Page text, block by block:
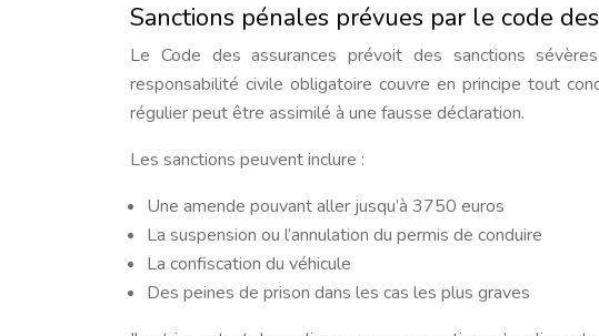
Sanctions pénales prévues par le code
Le Code des assurances prévoit des sanctions
responsabilité civile obligatoire couvre en principe tout
régulier peut être assimilé à une fausse déclaration.
Les sanctions peuvent inclure :
Une amende pouvant aller jusqu’à 3750 euros
La suspension ou l’annulation du permis de conduire
La confiscation du véhicule
Des peines de prison dans les cas les plus graves